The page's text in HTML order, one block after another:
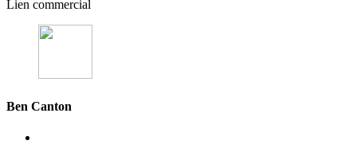
Lien commercial
Ben Canton